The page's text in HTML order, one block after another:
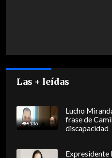
Las + leídas
8136
Lucho
frase de
discapacidad
Expresidente